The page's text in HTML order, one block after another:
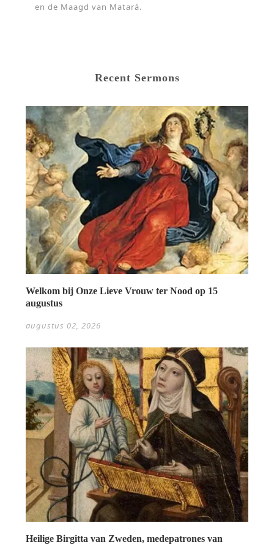
en de Maagd van Matará.
Recent Sermons
Welkom bij Onze Lieve Vrouw ter Nood op 15
augustus
augustus 02, 2026
Heilige Birgitta van Zweden, medepatrones van